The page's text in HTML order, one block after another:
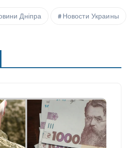
Дніпра Новости Украины